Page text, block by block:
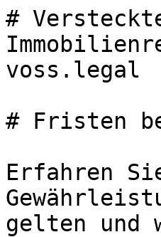
#
voss.legal
# Fristen
Erfahren
gelten und